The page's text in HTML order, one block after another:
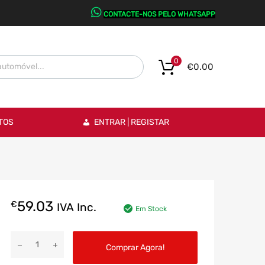
CONTACTE-NOS PELO WHATSAPP
€0.00
0
ENTRAR | REGISTAR
€59.03 IVA Inc. Em Stock
Comprar Agora!